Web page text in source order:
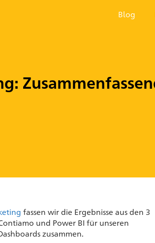
Blog
fassen wir die Ergebnisse aus den 3
und Power BI für unseren
zusammen.